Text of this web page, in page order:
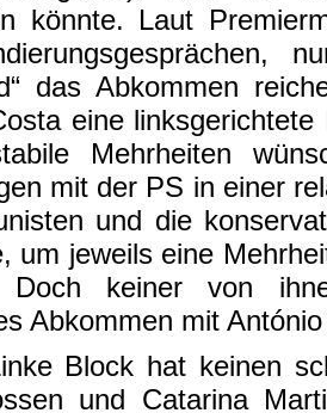
könnte. Laut
das Abkommen
eine
Mehrheiten
mit der PS in einer
und die
um jeweils eine
Doch keiner von
Abkommen mit
Block hat keinen
und Catarina